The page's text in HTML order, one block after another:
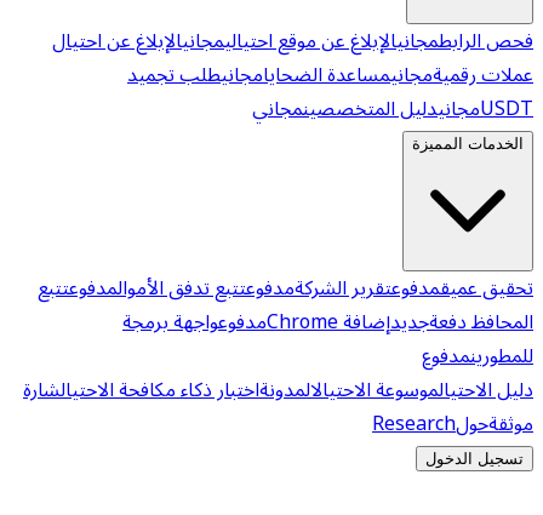
فحص الرابطمجانيالإبلاغ عن موقع احتياليمجانيالإبلاغ عن احتيال
عملات رقميةمجانيمساعدة الضحايامجانيطلب تجميد
USDTمجانيدليل المتخصصينمجاني
الخدمات المميزة
تحقيق عميقمدفوعتقرير الشركةمدفوعتتبع تدفق الأموالمدفوعتتبع
المحافظ دفعةجديدإضافة Chrome مدفوعواجهة برمجة
للمطورينمدفوع
دليل الاحتيالموسوعة الاحتيالالمدونةاختبار ذكاء مكافحة الاحتيالشارة
موثقةحولResearch
تسجيل الدخول